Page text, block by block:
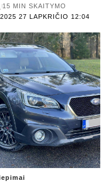
27 LAPKRIČIO 12:04
15 MIN SKAITYMO